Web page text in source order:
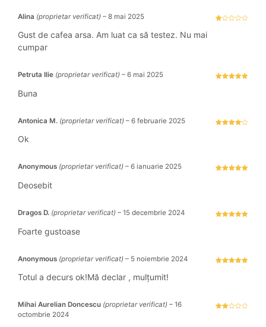
e
di
Alina (proprietar verificat) – 8 mai 2025
Gust de cafea arsa. Am luat ca să testez. Nu mai
cumpar
Petruta Ilie (proprietar verificat) – 6 mai 2025
Buna
Antonica M. (proprietar verificat) – 6 februarie 2025
Ok
Anonymous (proprietar verificat) – 6 ianuarie 2025
Deosebit
Dragos D. (proprietar verificat) – 15 decembrie 2024
Foarte gustoase
Anonymous (proprietar verificat) – 5 noiembrie 2024
Totul a decurs ok!Mă declar , mulțumit!
Mihai Aurelian Doncescu (proprietar verificat) – 16
octombrie 2024